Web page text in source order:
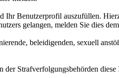
Benutzerprofil auszufüllen.
gelangen, melden Sie dies
beleidigenden, sexuell
Strafverfolgungsbehörden